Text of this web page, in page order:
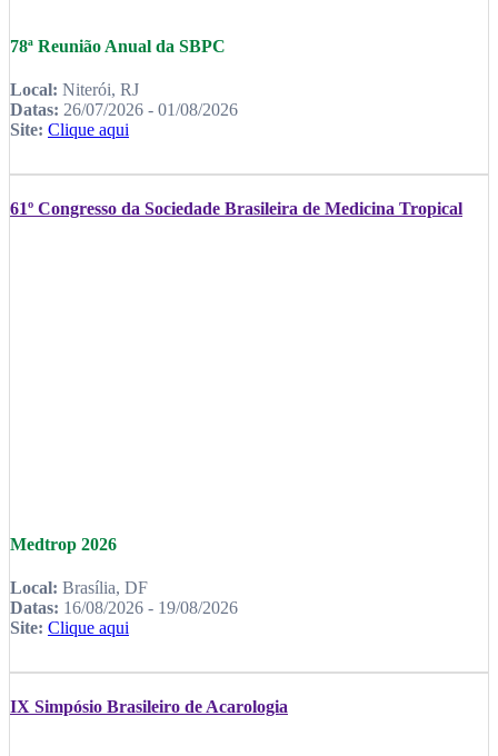
78ª Reunião Anual da SBPC
Local: Niterói, RJ
Datas: 26/07/2026 - 01/08/2026
Site: Clique aqui
61º Congresso da Sociedade Brasileira de Medicina Tropical
Medtrop 2026
Local: Brasília, DF
Datas: 16/08/2026 - 19/08/2026
Site: Clique aqui
IX Simpósio Brasileiro de Acarologia